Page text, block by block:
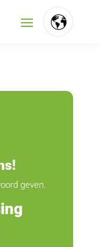
geven.